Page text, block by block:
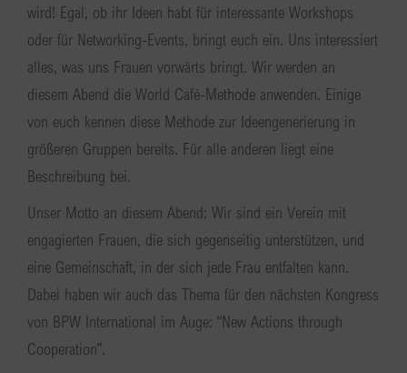
wird! Egal, ob ihr Ideen habt für interessante Workshops
oder für Networking-Events, bringt euch ein. Uns interessiert
alles, was uns Frauen vorwärts bringt. Wir werden an
diesem Abend die World Café-Methode anwenden. Einige
von euch kennen diese Methode zur Ideengenerierung in
größeren Gruppen bereits. Für alle anderen liegt eine
Beschreibung bei.
Unser Motto an diesem Abend: Wir sind ein Verein mit
engagierten Frauen, die sich gegenseitig unterstützen, und
eine Gemeinschaft, in der sich jede Frau entfalten kann.
Dabei haben wir auch das Thema für den nächsten Kongress
von BPW International im Auge: “New Actions through
Cooperation”.